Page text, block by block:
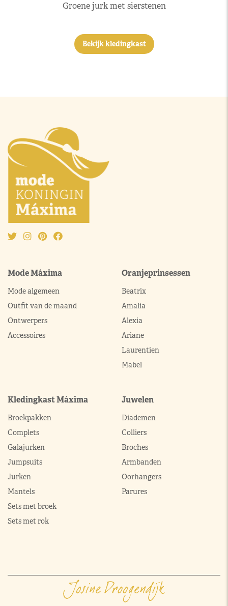
Groene jurk met sierstenen
Bekijk kledingkast
Mode Máxima
Mode algemeen
Outfit van de maand
Ontwerpers
Accessoires
Oranjeprinsessen
Beatrix
Amalia
Alexia
Ariane
Laurentien
Mabel
Kledingkast Máxima
Broekpakken
Complets
Galajurken
Jumpsuits
Jurken
Mantels
Sets met broek
Sets met rok
Juwelen
Diademen
Colliers
Broches
Armbanden
Oorhangers
Parures